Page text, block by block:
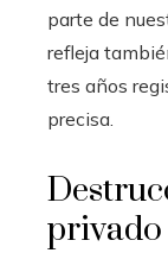
parte de
refleja
tres años
precisa.
privado